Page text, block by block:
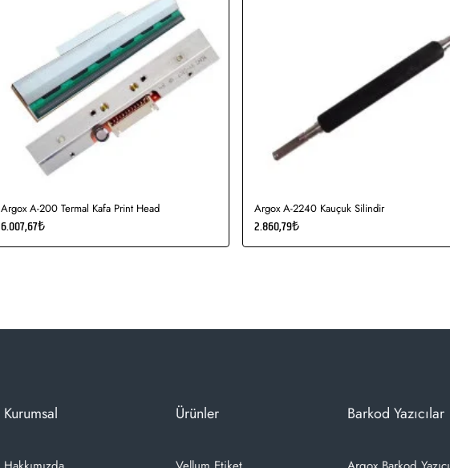
Argox A-200 Termal Kafa Print Head
6.007,67₺
Argox A-2240 Kauçuk Silindir
2.860,79₺
Kurumsal Ürünler Barkod Yazıcılar